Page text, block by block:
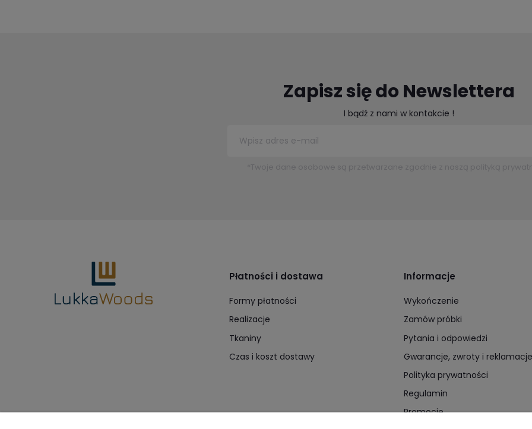
Zapisz się do Newslettera
I bądź z nami w kontakcie !
Płatności i dostawa
Formy płatności
Realizacje
Tkaniny
Czas i koszt dostawy
Informacje
Wykończenie
Zamów próbki
Pytania i odpowiedzi
Gwarancje, zwroty i reklamacje
Polityka prywatności
Regulamin
Promocje